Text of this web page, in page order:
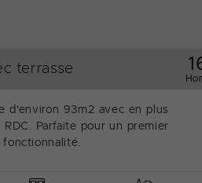
terrasse
d'environ 93m2 avec en plus
Parfaite pour un premier
fonctionnalité.